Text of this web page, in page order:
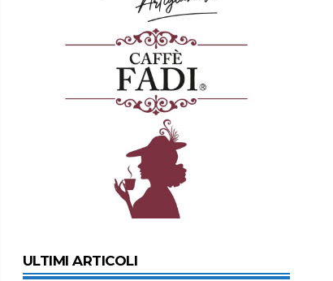
ULTIMI ARTICOLI